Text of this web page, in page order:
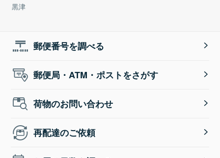
黒津
郵便番号を調べる
郵便局・ATM・ポストをさがす
荷物のお問い合わせ
再配達のご依頼